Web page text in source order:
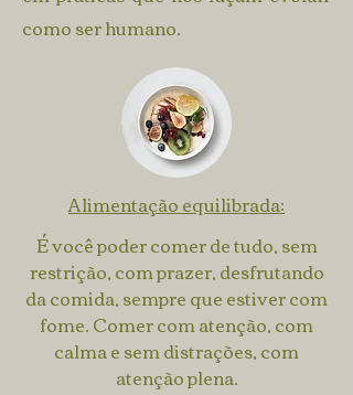
como ser humano.
Alimentação equilibrada:
É você poder comer de tudo, sem
restrição, com prazer, desfrutando
da comida, sempre que estiver com
fome. Comer com atenção, com
calma e sem distrações, com
atenção plena.